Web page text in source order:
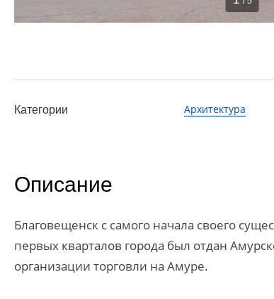
Категории Архитектура
Описание
Благовещенск с самого начала своего
первых кварталов города был отдан
организации торговли на Амуре.